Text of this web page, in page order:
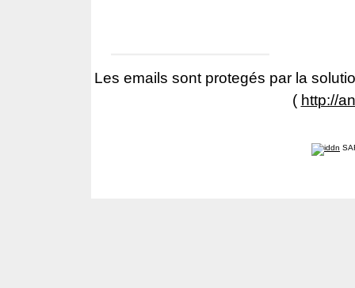
Les emails sont protegés par la
( http://